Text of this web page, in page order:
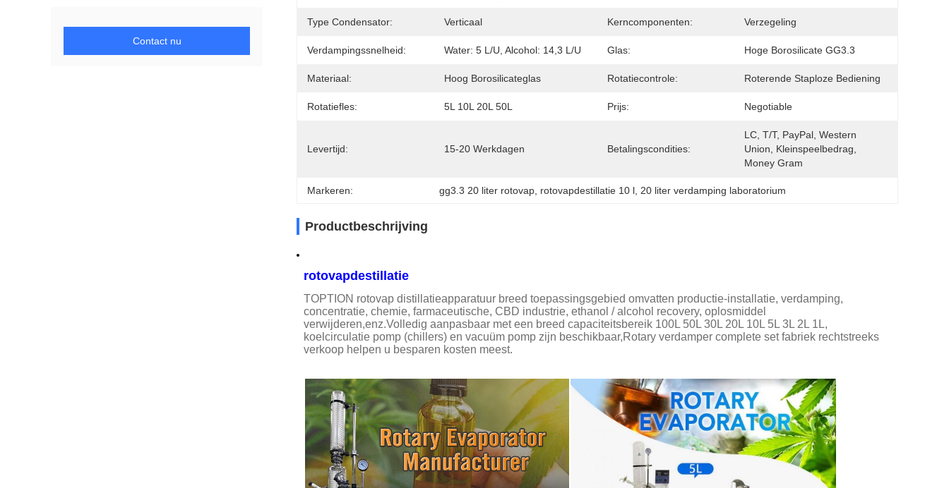
Contact nu
Type Condensator: Verticaal Kerncomponenten: Verzegeling
Verdampingssnelheid: Water: 5 L/u, Alcohol: 14,3 L/u Glas: Hoge Borosilicate GG3.3
Materiaal: Hoog Borosilicateglas Rotatiecontrole: Roterende Staploze Bediening
Rotatiefles: 5L 10L 20L 50L Prijs: Negotiable
Levertijd: 15-20 Werkdagen Betalingscondities:
LC, T/T, PayPal, Western
Union, Kleinspeelbedrag,
Money Gram
Markeren: gg3.3 20 liter rotovap rotovapdestillatie 10 l 20 liter verdamping laboratorium
Productbeschrijving
rotovapdestillatie
TOPTION rotovap distillatieapparatuur breed toepassingsgebied omvatten productie-installatie, verdamping,
concentratie, chemie, farmaceutische, CBD industrie, ethanol / alcohol recovery, oplosmiddel
verwijderen,enz.Volledig aanpasbaar met een breed capaciteitsbereik 100L 50L 30L 20L 10L 5L 3L 2L 1L,
koelcirculatie pomp (chillers) en vacuüm pomp zijn beschikbaar,Rotary verdamper complete set fabriek rechtstreeks
verkoop helpen u besparen kosten meest.